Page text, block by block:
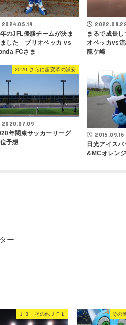
2024.05.19
のJFL優勝チームが決ま
ました ブリオベッカ vs
FCさま
2022.08.22
まるで成長
オベッカvs
龍ケ崎
2020 さらに超変革の浦安
2020.07.09
年関東サッカーリーグ
予想
2015.09.16
日光アイス
&MCオレン
ー
Ｊ３ その他ＪＦＬ その